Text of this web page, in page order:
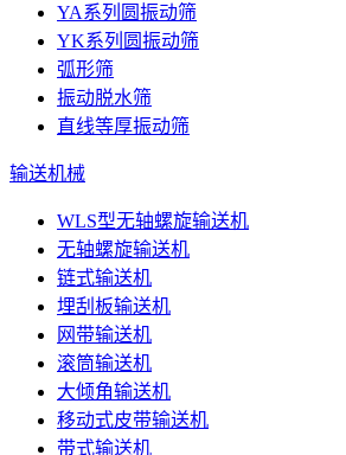
YA系列圆振动筛
YK系列圆振动筛
弧形筛
振动脱水筛
直线等厚振动筛
输送机械
WLS型无轴螺旋输送机
无轴螺旋输送机
链式输送机
埋刮板输送机
网带输送机
滚筒输送机
大倾角输送机
移动式皮带输送机
带式输送机